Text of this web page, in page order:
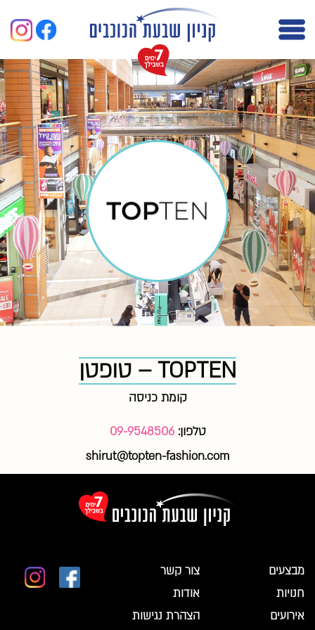
TOPTEN – טופטן
קומת כניסה
טלפון:09-9548506
shirut@topten-fashion.com
מבצעים
חנויות
אירועים
צור קשר
אודות
הצהרת נגישות